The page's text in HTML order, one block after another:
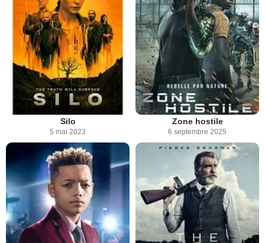
Silo
5 mai 2023
Zone hostile
6 septembre 2025